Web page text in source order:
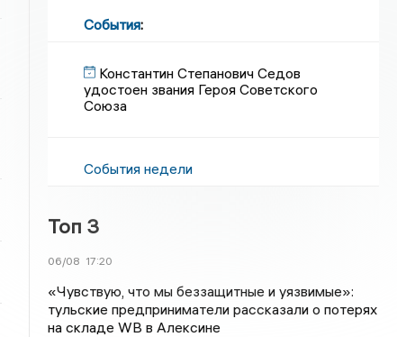
События:
Константин Степанович Седов
удостоен звания Героя Советского
Союза
События недели
Топ 3
06/08 17:20
«Чувствую, что мы беззащитные и уязвимые»:
тульские предприниматели рассказали о потерях
на складе WB в Алексине